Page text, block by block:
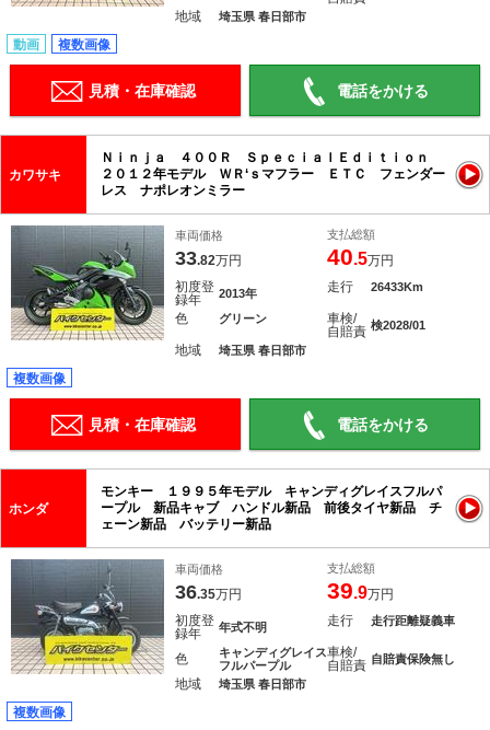
地域 埼玉県 春日部市
動画 複数画像
見積・在庫確認 電話をかける
カワサキ
Ｎｉｎｊａ ４００Ｒ ＳｐｅｃｉａｌＥｄｉｔｉｏｎ
２０１２年モデル ＷＲ‘ｓマフラー ＥＴＣ フェンダー
レス ナポレオンミラー
車両価格
33.82万円
支払総額
40.5万円
初度登
録年
2013年 走行 26433Km
色 グリーン
車検/
自賠責 検2028/01
地域 埼玉県 春日部市
複数画像
見積・在庫確認 電話をかける
ホンダ
モンキー １９９５年モデル キャンディグレイスフルパ
ープル 新品キャブ ハンドル新品 前後タイヤ新品 チ
ェーン新品 バッテリー新品
車両価格
36.35万円
支払総額
39.9万円
初度登
録年
年式不明 走行 走行距離疑義車
色
キャンディグレイス
フルパープル
車検/
自賠責 自賠責保険無し
地域 埼玉県 春日部市
複数画像